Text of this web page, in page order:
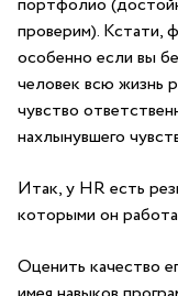
проверим). Кстати,
особенно если вы
человек всю жизнь
чувство
нахлынувшего
Итак, у HR есть
которыми он
Оценить качество